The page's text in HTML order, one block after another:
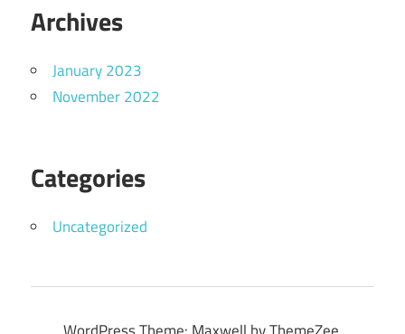
Archives
January 2023
November 2022
Categories
Uncategorized